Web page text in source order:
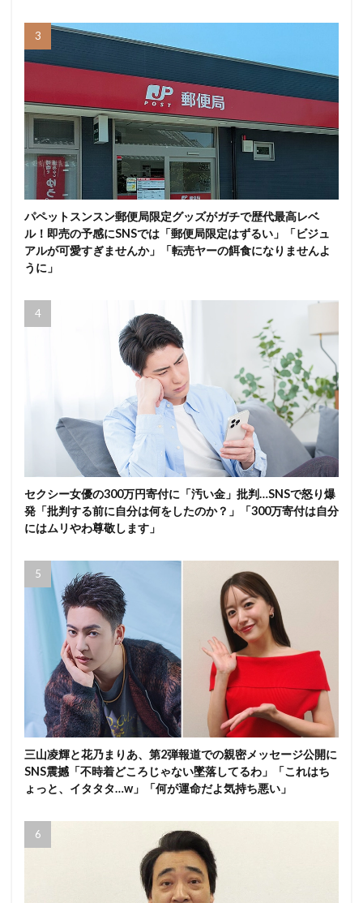
パペットスンスン郵便局限定グッズがガチで歴代最高レベ
ル！即売の予感にSNSでは「郵便局限定はずるい」「ビジュ
アルが可愛すぎませんか」「転売ヤーの餌食になりませんよ
うに」
セクシー女優の300万円寄付に「汚い金」批判…SNSで怒り爆
発「批判する前に自分は何をしたのか？」「300万寄付は自分
にはムリやわ尊敬します」
三山凌輝と花乃まりあ、第2弾報道での親密メッセージ公開に
SNS震撼「不時着どころじゃない墜落してるわ」「これはち
ょっと、イタタタ…w」「何が運命だよ気持ち悪い」